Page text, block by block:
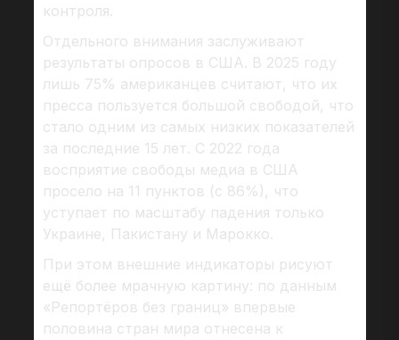
контроля.
Отдельного внимания заслуживают
результаты опросов в США. В 2025 году
лишь 75% американцев считают, что их
пресса пользуется большой свободой, что
стало одним из самых низких показателей
за последние 15 лет. С 2022 года
восприятие свободы медиа в США
просело на 11 пунктов (с 86%), что
уступает по масштабу падения только
Украине, Пакистану и Марокко.
При этом внешние индикаторы рисуют
ещё более мрачную картину: по данным
«Репортёров без границ» впервые
половина стран мира отнесена к